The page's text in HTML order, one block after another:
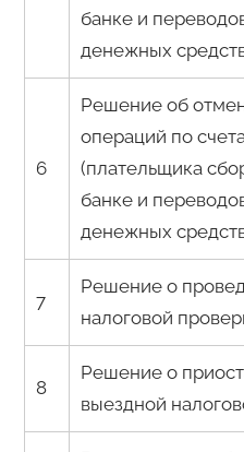
банке и
денежных
6
Решение об
операций по
(плательщика
банке и
денежных
7
Решение о
налоговой
8
Решение о
выездной